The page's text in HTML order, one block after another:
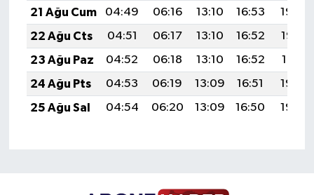
21 Ağu Cum
04:49 06:16 13:10 16:53
19:54
22 Ağu Cts
04:51 06:17 13:10 16:52
19:53
23 Ağu Paz
04:52 06:18 13:10 16:52
19:51
24 Ağu Pts
04:53 06:19 13:09 16:51
19:50
25 Ağu Sal
04:54 06:20 13:09 16:50 19:49